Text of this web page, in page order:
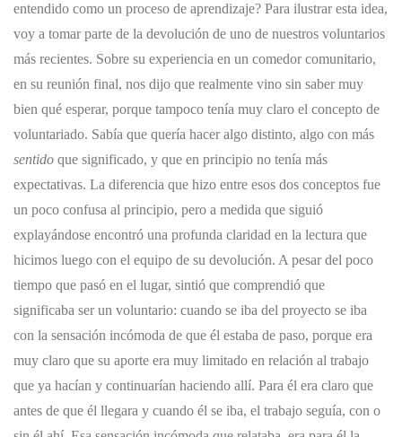
entendido como un proceso de aprendizaje? Para ilustrar esta idea,
voy a tomar parte de la devolución de uno de nuestros voluntarios
más recientes. Sobre su experiencia en un comedor comunitario,
en su reunión final, nos dijo que realmente vino sin saber muy
bien qué esperar, porque tampoco tenía muy claro el concepto de
voluntariado. Sabía que quería hacer algo distinto, algo con más
sentido que significado, y que en principio no tenía más
expectativas. La diferencia que hizo entre esos dos conceptos fue
un poco confusa al principio, pero a medida que siguió
explayándose encontró una profunda claridad en la lectura que
hicimos luego con el equipo de su devolución. A pesar del poco
tiempo que pasó en el lugar, sintió que comprendió que
significaba ser un voluntario: cuando se iba del proyecto se iba
con la sensación incómoda de que él estaba de paso, porque era
muy claro que su aporte era muy limitado en relación al trabajo
que ya hacían y continuarían haciendo allí. Para él era claro que
antes de que él llegara y cuando él se iba, el trabajo seguía, con o